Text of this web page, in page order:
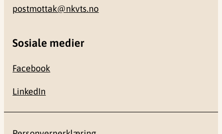
postmottak@nkvts.no
Sosiale medier
Facebook
LinkedIn